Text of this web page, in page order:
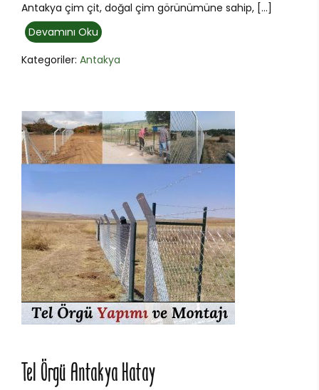
Antakya çim çit, doğal çim görünümüne sahip, […]
Devamını Oku
Kategoriler: Antakya
Tel Örgü Antakya Hatay